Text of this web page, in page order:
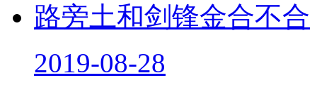
路旁土和剑锋金合不合
2019-08-28